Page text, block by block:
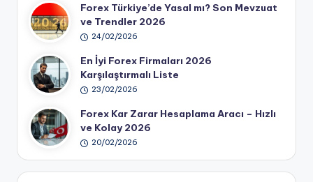
Forex Türkiye’de Yasal mı? Son Mevzuat
ve Trendler 2026
24/02/2026
En İyi Forex Firmaları 2026
Karşılaştırmalı Liste
23/02/2026
Forex Kar Zarar Hesaplama Aracı – Hızlı
ve Kolay 2026
20/02/2026